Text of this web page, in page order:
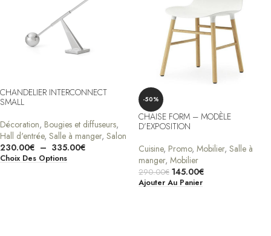
CHANDELIER INTERCONNECT
SMALL
Décoration, Bougies et diffuseurs,
Hall d'entrée, Salle à manger, Salon
230.00€ – 335.00€
Choix Des Options
-50%
CHAISE FORM – MODÈLE
D’EXPOSITION
Cuisine, Promo, Mobilier, Salle à
manger, Mobilier
290.00€ 145.00€
Ajouter Au Panier